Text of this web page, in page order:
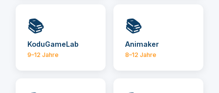
📚
KoduGameLab
9–12 Jahre
📚
Animaker
8–12 Jahre